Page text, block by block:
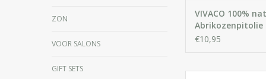
ZON
VOOR SALONS
GIFT SETS
VIVACO 100%
Abrikozenpitolie
€10,95